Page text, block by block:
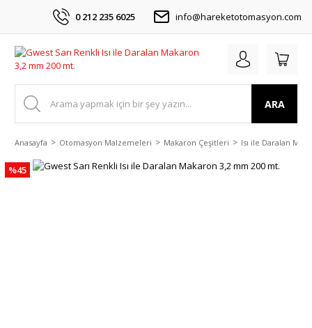
0 212 235 6025 info@hareketotomasyon.com
ARA
Anasayfa Otomasyon Malzemeleri Makaron Çeşitleri Isı ile Daralan
%45